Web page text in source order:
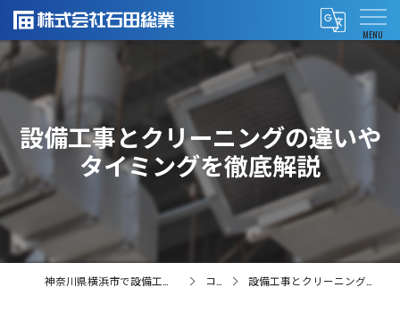
設備工事とクリーニングの違いや
タイミングを徹底解説
コラム 設備工事とクリーニングの違いやタイミングを徹底解説